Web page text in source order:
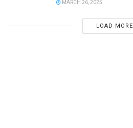
MARCH 26, 2025
LOAD MORE